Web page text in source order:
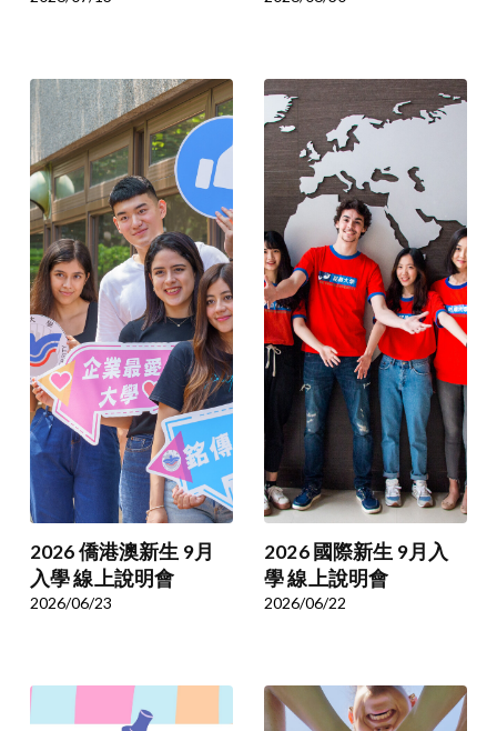
2026 僑港澳新生 9月
入學 線上說明會
2026/06/23
2026 國際新生 9月入
學 線上說明會
2026/06/22